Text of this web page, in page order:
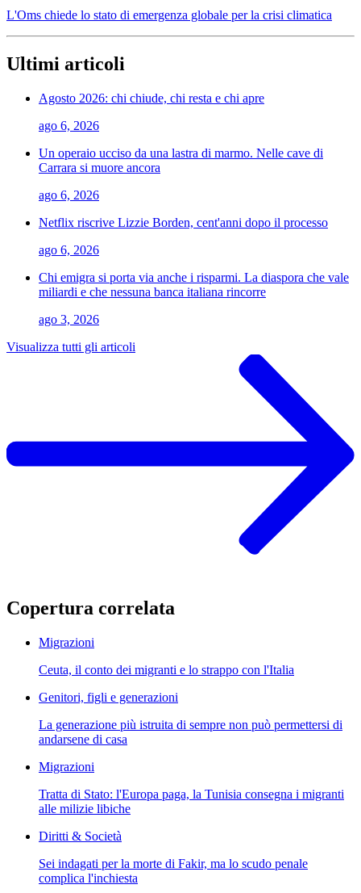
L'Oms chiede lo stato di emergenza globale per la crisi climatica
Ultimi articoli
Agosto 2026: chi chiude, chi resta e chi apre
ago 6, 2026
Un operaio ucciso da una lastra di marmo. Nelle cave di
Carrara si muore ancora
ago 6, 2026
Netflix riscrive Lizzie Borden, cent'anni dopo il processo
ago 6, 2026
Chi emigra si porta via anche i risparmi. La diaspora che vale
miliardi e che nessuna banca italiana rincorre
ago 3, 2026
Visualizza tutti gli articoli
Copertura correlata
Migrazioni
Ceuta, il conto dei migranti e lo strappo con l'Italia
Genitori, figli e generazioni
La generazione più istruita di sempre non può permettersi di
andarsene di casa
Migrazioni
Tratta di Stato: l'Europa paga, la Tunisia consegna i migranti
alle milizie libiche
Diritti & Società
Sei indagati per la morte di Fakir, ma lo scudo penale
complica l'inchiesta